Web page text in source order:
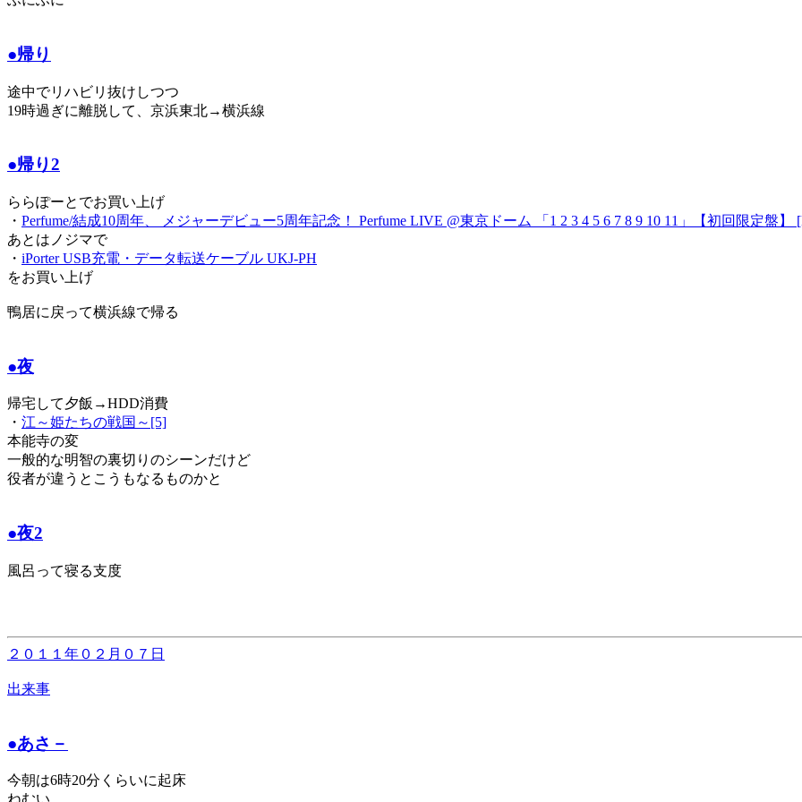
●帰り
途中でリハビリ抜けしつつ
19時過ぎに離脱して、京浜東北→横浜線
●帰り2
ららぽーとでお買い上げ
・ Perfume/結成10周年、 メジャーデビュー5周年記念！ Perfume LIVE @東京ドーム 「1 2 3 4 5 6 7 8 9 10 11」【初回限定盤】
あとはノジマで
・ iPorter USB充電・データ転送ケーブル UKJ-PH
をお買い上げ
鴨居に戻って横浜線で帰る
●夜
帰宅して夕飯→HDD消費
・ 江～姫たちの戦国～[5]
本能寺の変
一般的な明智の裏切りのシーンだけど
役者が違うとこうもなるものかと
●夜2
風呂って寝る支度
２０１１年０２月０７日
出来事
●あさ－
今朝は6時20分くらいに起床